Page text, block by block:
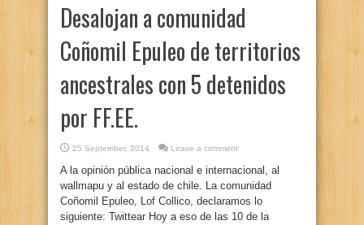
Desalojan a comunidad
Coñomil Epuleo de territorios
ancestrales con 5 detenidos
por FF.EE.
25 September, 2014 Leave a comment
A la opinión pública nacional e internacional, al
wallmapu y al estado de chile. La comunidad
Coñomil Epuleo, Lof Collico, declaramos lo
siguiente: Twittear Hoy a eso de las 10 de la